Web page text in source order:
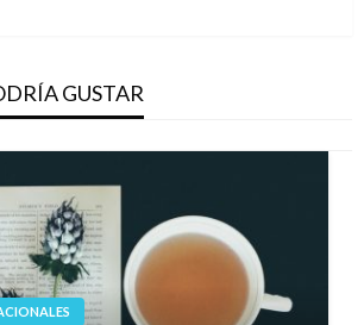
GUSTAR